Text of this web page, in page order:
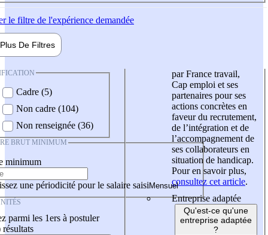
le filtre de l'expérience demandée
Plus De Filtres
Cadre (5)
Non cadre (104)
Non renseignée (36)
BRUT MINIMUM
minimum
une périodicité pour le salaire saisi
parmi les 1ers à postuler
résultats
par France travail,
Cap emploi et ses
partenaires pour ses
actions concrètes en
faveur du recrutement,
de l’intégration et de
l’accompagnement de
ses collaborateurs en
situation de handicap.
Pour en savoir plus,
consultez cet article.
Entreprise adaptée
Qu'est-ce qu'une
entreprise adaptée
?